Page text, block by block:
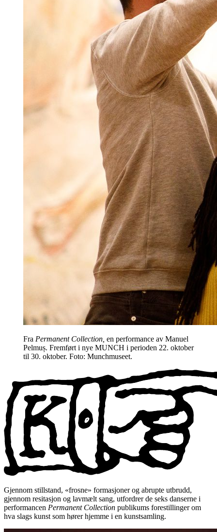
Fra Permanent Collection, en performance av Manuel
Pelmuș. Fremført i nye MUNCH i perioden 22. oktober
til 30. oktober. Foto: Munchmuseet.
Gjennom stillstand, «frosne» formasjoner og abrupte utbrudd,
gjennom resitasjon og lavmælt sang, utfordrer de seks danserne i
performancen Permanent Collection publikums forestillinger om
hva slags kunst som hører hjemme i en kunstsamling.